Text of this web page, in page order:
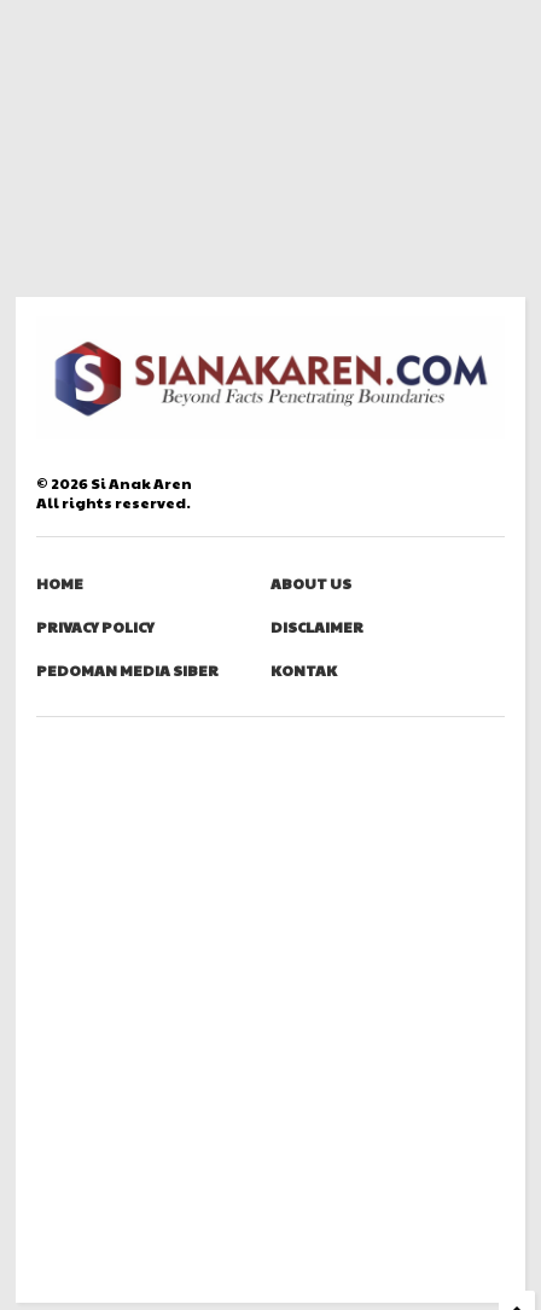
© 2026Si Anak Aren
All rights reserved.
HOME ABOUT US
PRIVACY POLICY DISCLAIMER
PEDOMAN MEDIA SIBER KONTAK